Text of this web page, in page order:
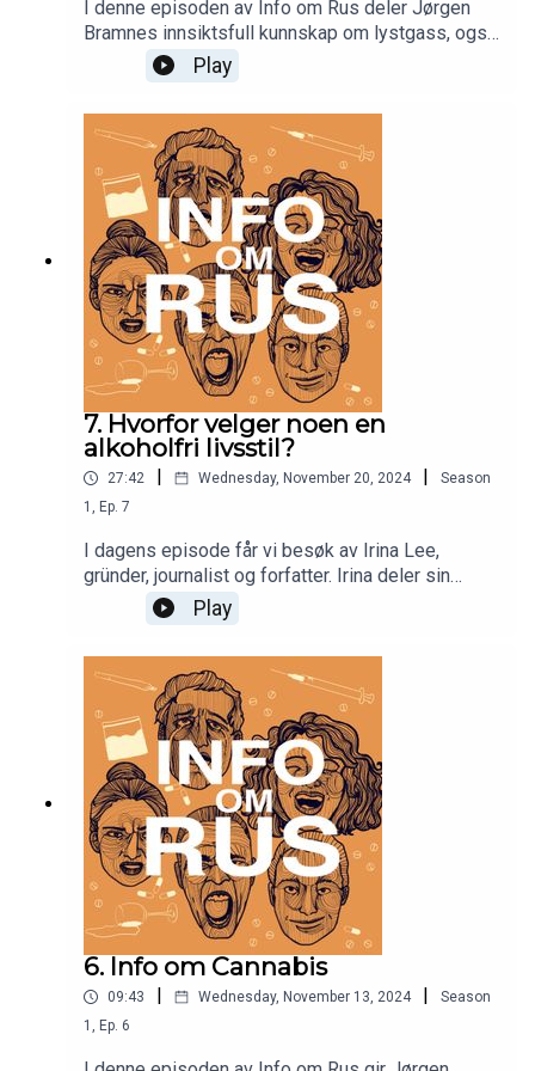
I denne episoden av Info om Rus deler Jørgen
Bramnes innsiktsfull kunnskap om lystgass, også
kjent som lattergass, et stoff som har fått økende
oppmerksomhet som rusmiddel. Vi utforsker hva
lystgass er, hvordan det brukes trygt i
medisinske sammenhenger, og hvordan det
utnyttes i visse miljøer. Episoden belyser de
euforiske effektene, de akutte risikoene for
oksygenmangel, og de alvorlige langsiktige
konsekvensene, som nevrologiske skader og
vitamin B12-mangel.
Play
7. Hvorfor velger noen en
alkoholfri livsstil?
27:42 Wednesday, November 20, 2024
Season
1 , Ep. 7
I dagens episode får vi besøk av Irina Lee,
gründer, journalist og forfatter. Irina deler sin
inspirerende reise mot en alkoholfri livsstil og
refleksjoner rundt hvorfor hun valgte å kutte ut
alkohol – et valg som ofte møtes med undring og
spørsmål i et samfunn der alkohol spiller en
sentral rolle i sosiale sammenhenger. Hun
forteller om hva som motiverte henne til å endre
livsstil, hvordan hun taklet reaksjonene fra
omgivelsene, og hvordan valget hennes har
påvirket både hverdagen og livet generelt.
Play
6. Info om Cannabis
09:43 Wednesday, November 13, 2024
Season
1 , Ep. 6